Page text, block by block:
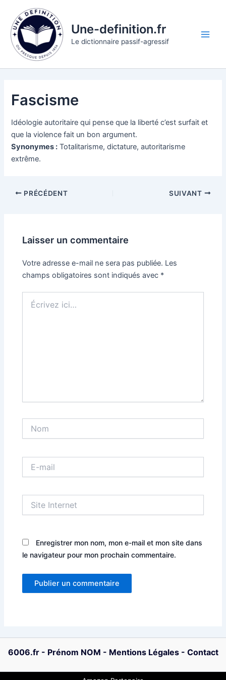
contenu
Une-definition.fr
Le dictionnaire passif-agressif
Fascisme
Idéologie autoritaire qui pense que la liberté c’est surfait et
que la violence fait un bon argument.
Synonymes : Totalitarisme, dictature, autoritarisme
extrême.
PRÉCÉDENT SUIVANT
Laisser un commentaire
Votre adresse e-mail ne sera pas publiée. Les
champs obligatoires sont indiqués avec *
ici…
mail
Internet
Enregistrer mon nom, mon e-mail et mon site dans
le navigateur pour mon prochain commentaire.
6006.fr- Prénom NOM - Mentions Légales- Contact